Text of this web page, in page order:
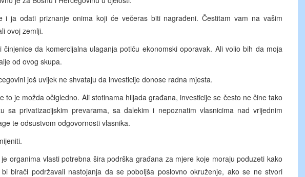
i ja odati priznanje onima koji će večeras biti nagrađeni. Čestitam vam na vašim
ovoj zemlji.
da komercijalna ulaganja potiču ekonomski oporavak. Ali volio bih da moja
od ovog skupa.
još uvijek ne shvataju da investicije donose radna mjesta.
to je možda očigledno. Ali stotinama hiljada građana, investicije se često ne čine tako
sa privatizacijskim prevarama, sa dalekim i nepoznatim vlasnicima nad vrijednim
te odsustvom odgovornosti vlasnika.
organima vlasti potrebna šira podrška građana za mjere koje moraju poduzeti kako
birači podržavali nastojanja da se poboljša poslovno okruženje, ako se ne stvori